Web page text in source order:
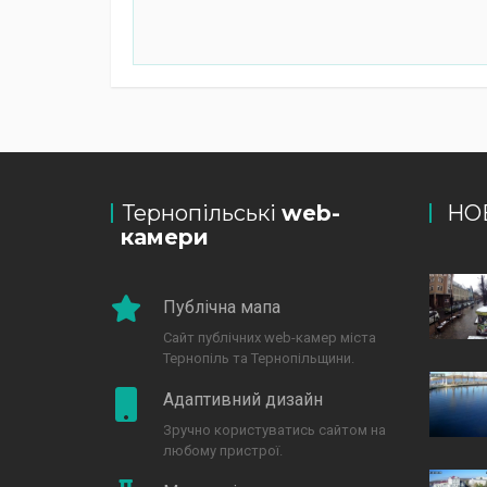
Тернопільські web-
камери
Публічна мапа
Сайт публічних web-камер міста
Тернопіль та Тернопільщини.
Адаптивний дизайн
Зручно користуватись сайтом на
любому пристрої.